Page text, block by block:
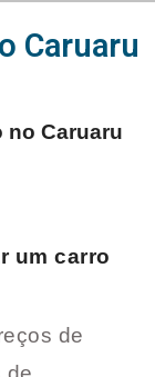
Caruaru
no Caruaru
um carro
de